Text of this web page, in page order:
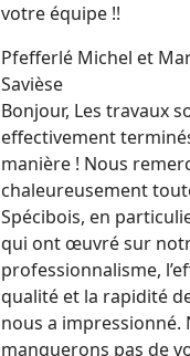
votre équipe !!
Pfefferlé Michel et
Savièse
Bonjour, Les travaux
effectivement
manière ! Nous
chaleureusement
Spécibois, en
qui ont œuvré sur
professionnalisme,
qualité et la rapidité
nous a impressionné.
manquerons pas de